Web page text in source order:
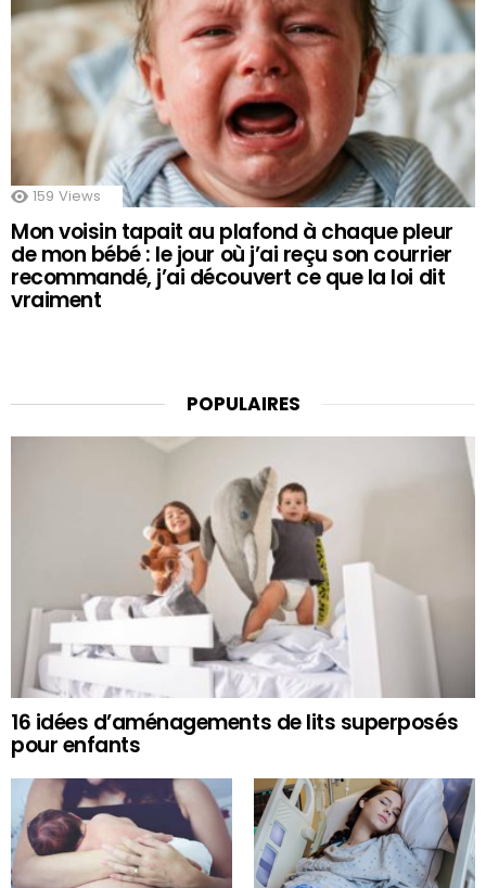
159 Views
Mon voisin tapait au plafond à chaque pleur
de mon bébé : le jour où j’ai reçu son courrier
recommandé, j’ai découvert ce que la loi dit
vraiment
POPULAIRES
16 idées d’aménagements de lits superposés
pour enfants